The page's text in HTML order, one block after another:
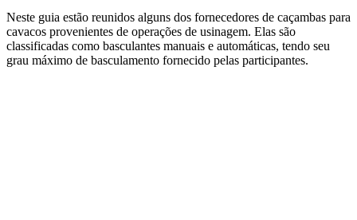
Neste guia estão reunidos alguns dos fornecedores de caçambas para
cavacos provenientes de operações de usinagem. Elas são
classificadas como basculantes manuais e automáticas, tendo seu
grau máximo de basculamento fornecido pelas participantes.